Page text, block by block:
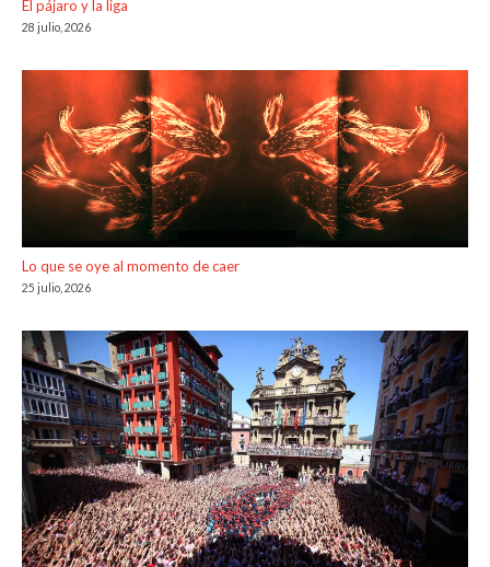
El pájaro y la liga
28 julio, 2026
Lo que se oye al momento de caer
25 julio, 2026